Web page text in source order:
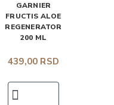
GARNIER
FRUCTIS ALOE
REGENERATOR
200 ML
439,00 RSD